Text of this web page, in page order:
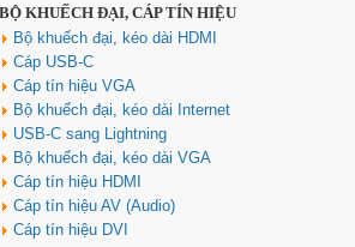
Hub USB Type C Groovy Robot
Uno 6 in 1 ra USB-C, USB-A 3.2,
HDMI 4K@60Hz, Sạc PD 100W
Ugreen 35998
Giá: 650,000 VNĐ
BỘ KHUẾCH ĐẠI, CÁP TÍN HIỆU
Bộ khuếch đại, kéo dài HDMI
Cáp USB-C
Cáp tín hiệu VGA
Bộ khuếch đại, kéo dài Internet
USB-C sang Lightning
Bộ khuếch đại, kéo dài VGA
Cáp tín hiệu HDMI
Cáp tín hiệu AV (Audio)
Cáp tín hiệu DVI